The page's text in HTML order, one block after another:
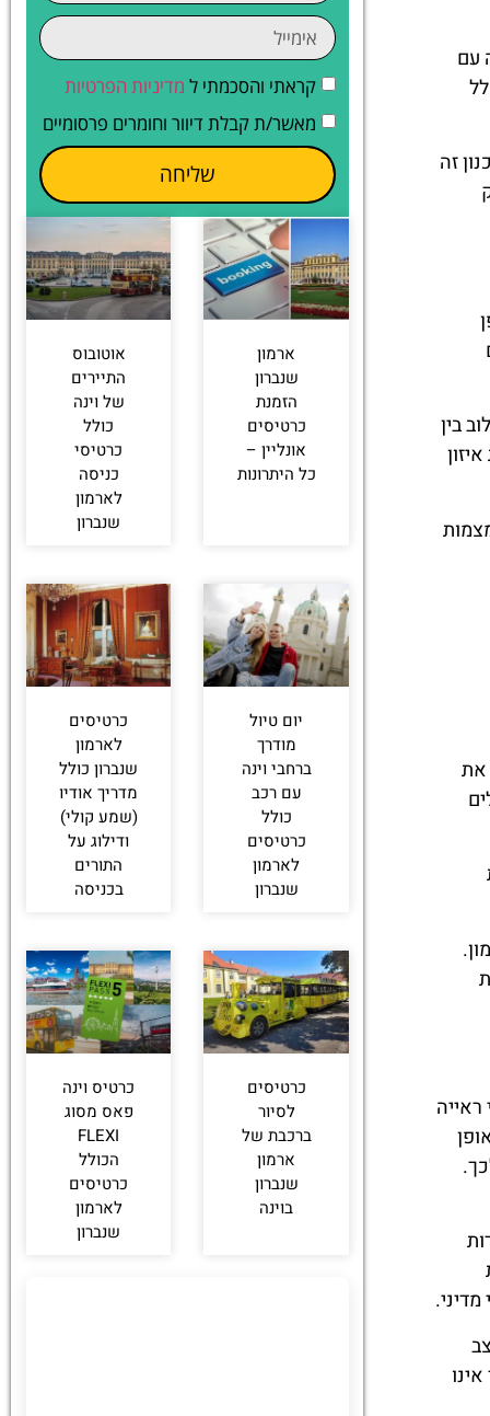
עם
זה
בין
את
ראייה
קראתי והסכמתי ל מדיניות הפרטיות
מאשר/ת קבלת דיוור וחומרים פרסומיים
שליחה
ארמון
שנברון
הזמנת
כרטיסים
אונליין –
כל היתרונות
אוטובוס
התיירים
של וינה
כולל
כרטיסי
כניסה
לארמון
שנברון
יום טיול
מודרך
ברחבי וינה
עם רכב
כולל
כרטיסים
לארמון
שנברון
כרטיסים
לארמון
שנברון כולל
מדריך אודיו
(שמע קולי)
ודילוג על
התורים
בכניסה
כרטיסים
לסיור
ברכבת של
ארמון
שנברון
בוינה
כרטיס וינה
פאס מסוג
FLEXI
הכולל
כרטיסים
לארמון
שנברון